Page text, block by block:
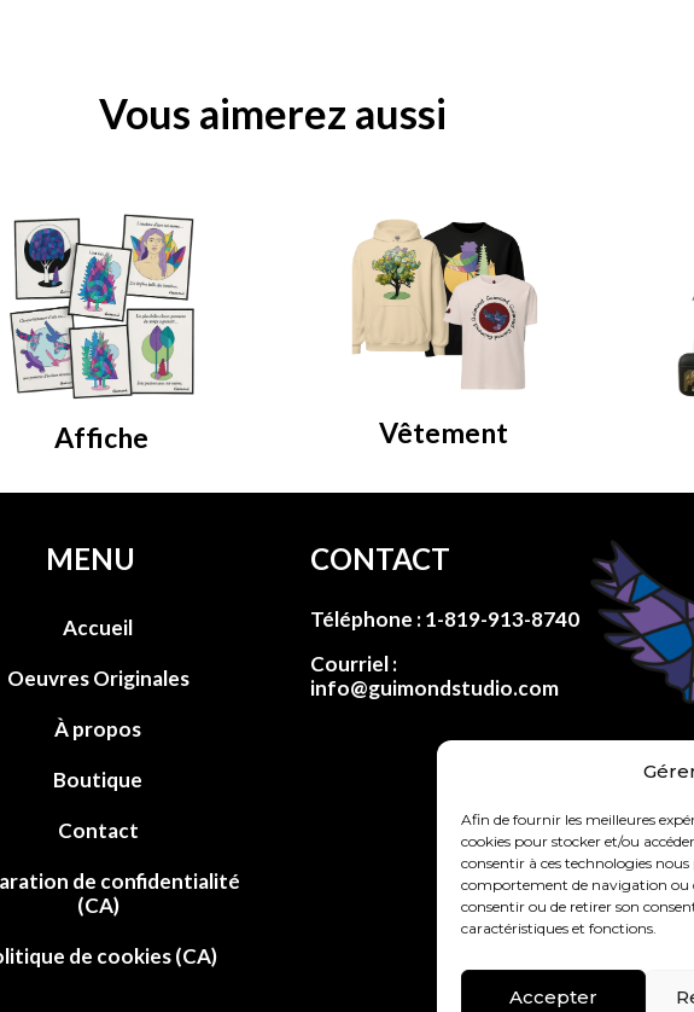
Afin de fournir les meilleures
cookies pour stocker et/ou
consentir à ces technologies
comportement de navigation ou
consentir ou de retirer son
caractéristiques et fonctions.
Accepter
Vous aimerez aussi
Affiche Vêtement
MENU
Accueil
Oeuvres Originales
À propos
Boutique
Contact
de confidentialité
(CA)
de cookies (CA)
CONTACT
Téléphone :1-819-913-8740
Courriel :
info@guimondstudio.com